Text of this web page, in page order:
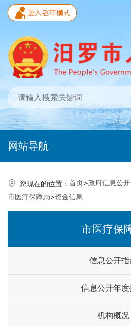
网站导航
您现在的位置： 首页>政府信息公开
市医疗保障局>资金信息
市医疗保
信息公开
信息公开年
机构概况